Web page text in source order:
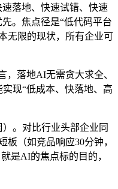
落地、快速试错、快速
。焦点径是“低代码平台
无限的现状，所有企业可
落地AI无需贪大求全、
现“低成本、快落地、高
。对比行业头部企业同
板（如竞品响应30分钟，
是AI的焦点标的目的，